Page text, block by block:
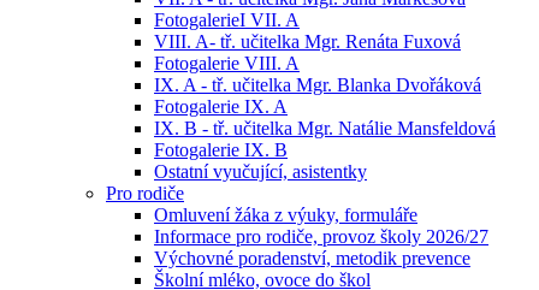
FotogalerieI VII. A
VIII. A- tř. učitelka Mgr. Renáta Fuxová
Fotogalerie VIII. A
IX. A - tř. učitelka Mgr. Blanka Dvořáková
Fotogalerie IX. A
IX. B - tř. učitelka Mgr. Natálie Mansfeldová
Fotogalerie IX. B
Ostatní vyučující, asistentky
Pro rodiče
Omluvení žáka z výuky, formuláře
Informace pro rodiče, provoz školy 2026/27
Výchovné poradenství, metodik prevence
Školní mléko, ovoce do škol